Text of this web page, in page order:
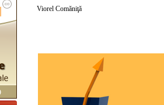
Viorel Comăniţă